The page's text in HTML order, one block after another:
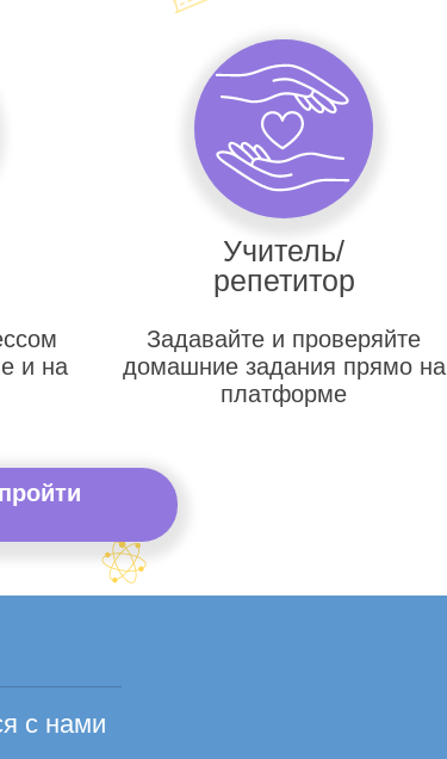
и на
Учитель/
репетитор
Задавайте и проверяйте
домашние задания прямо на
платформе
с нами